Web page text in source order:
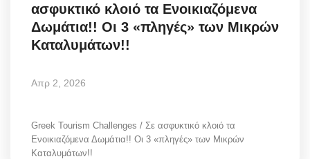
ασφυκτικό κλοιό τα Ενοικιαζόμενα
Δωμάτια!! Οι 3 «πληγές» των Μικρών
Καταλυμάτων!!
Απρ 2, 2026
Greek Tourism Challenges / Σε ασφυκτικό κλοιό τα
Ενοικιαζόμενα Δωμάτια!! Οι 3 «πληγές» των Μικρών
Καταλυμάτων!!